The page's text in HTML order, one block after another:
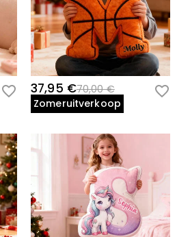
37,95 €70,00 €
Zomeruitverkoop